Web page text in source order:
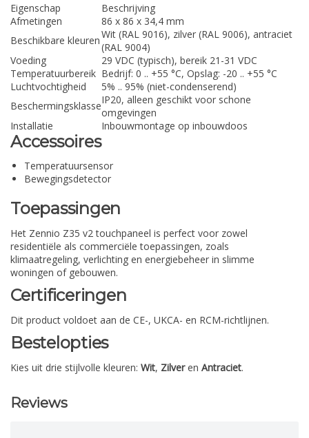
Eigenschap
Beschrijving
Afmetingen
86 x 86 x 34,4 mm
Beschikbare kleurenWit (RAL 9016), zilver (RAL 9006), antraciet
(RAL 9004)
Voeding
29 VDC (typisch), bereik 21-31 VDC
Temperatuurbereik Bedrijf: 0 .. +55 °C, Opslag: -20 .. +55 °C
Luchtvochtigheid
5% .. 95% (niet-condenserend)
BeschermingsklasseIP20, alleen geschikt voor schone
omgevingen
Installatie
Inbouwmontage op inbouwdoos
Accessoires
Temperatuursensor
Bewegingsdetector
Toepassingen
Het Zennio Z35 v2 touchpaneel is perfect voor zowel
residentiële als commerciële toepassingen, zoals
klimaatregeling, verlichting en energiebeheer in slimme
woningen of gebouwen.
Certificeringen
Dit product voldoet aan de CE-, UKCA- en RCM-richtlijnen.
Bestelopties
Kies uit drie stijlvolle kleuren: Wit, Zilveren Antraciet.
Reviews